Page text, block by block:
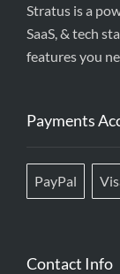
Stratus is a
SaaS, & tech
features you
Payments
PayPal
Contact Info